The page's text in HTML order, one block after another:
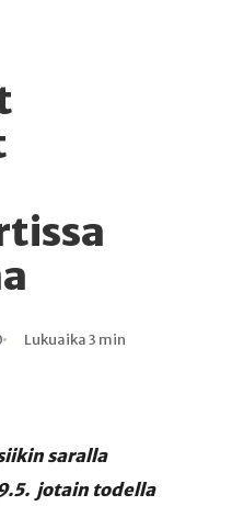
Lukuaika 3 min
saralla
jotain todella